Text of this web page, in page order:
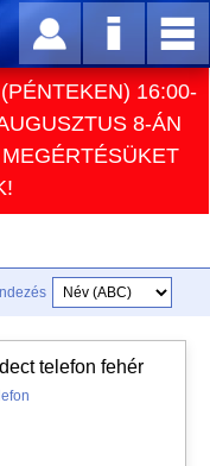
16:00-
8-ÁN
telefon fehér